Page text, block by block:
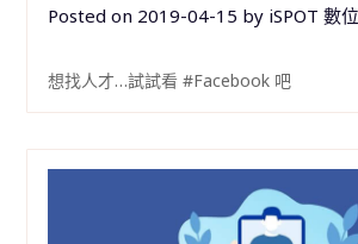
Posted on 2019-04-15 by iSPOT 數
想找人才…試試看 #Facebook 吧